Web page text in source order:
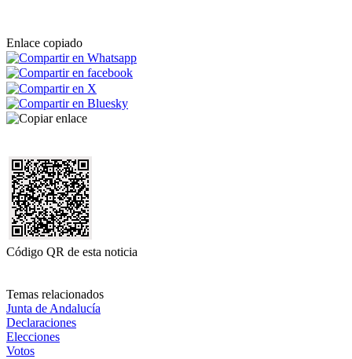
Enlace copiado
Código QR de esta noticia
Temas relacionados
Junta de Andalucía
Declaraciones
Elecciones
Votos